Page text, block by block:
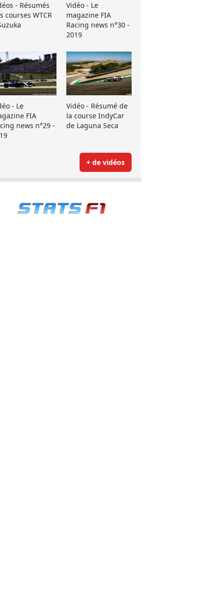
- Résumés
courses WTCR
Vidéo - Le
magazine FIA
Racing news n°30 -
2019
- Le
FIA
news n°29 -
Vidéo - Résumé de
la course IndyCar
de Laguna Seca
+ de vidéos